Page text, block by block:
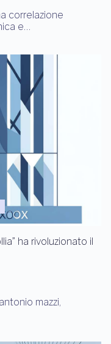
correlazione
e…
ha rivoluzionato il
mazzi,